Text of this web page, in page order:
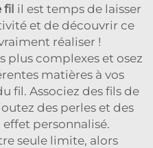
fil il est temps de laisser
et de découvrir ce
réaliser !
plus complexes et osez
matières à vos
fil. Associez des fils de
des perles et des
personnalisé.
seule limite, alors